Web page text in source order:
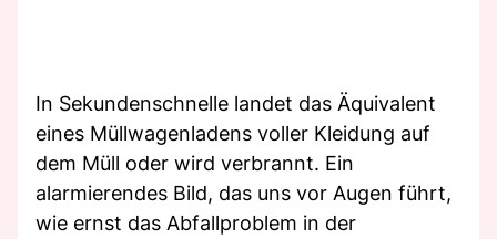
In Sekundenschnelle landet das Äquivalent
eines Müllwagenladens voller Kleidung auf
dem Müll oder wird verbrannt. Ein
alarmierendes Bild, das uns vor Augen führt,
wie ernst das Abfallproblem in der